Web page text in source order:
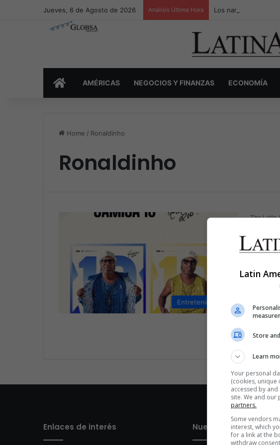
Jueves, 6 de Agosto de 2026 Análisis Última Hora Los narcos
INICIOAMÉRICAS NEGOCIOS Y FINANZAS ECONOMÍA
Home / Ronaldinho
Ronaldinho
Entretenimiento
The Latin
El
el amor
Enlaces de interés Nuestros Sitios
Latin
Store
Learn
Your personal
(cookies, unique
accessed by
site. We and our
partners.
Some vendors
interest, which
for a link at the
withdraw